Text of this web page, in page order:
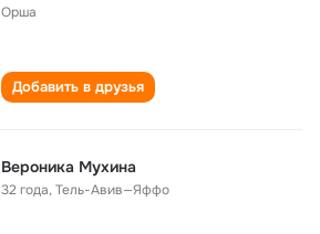
Орша
Добавить в друзья
Вероника Мухина
32 года,Тель-Авив—Яффо